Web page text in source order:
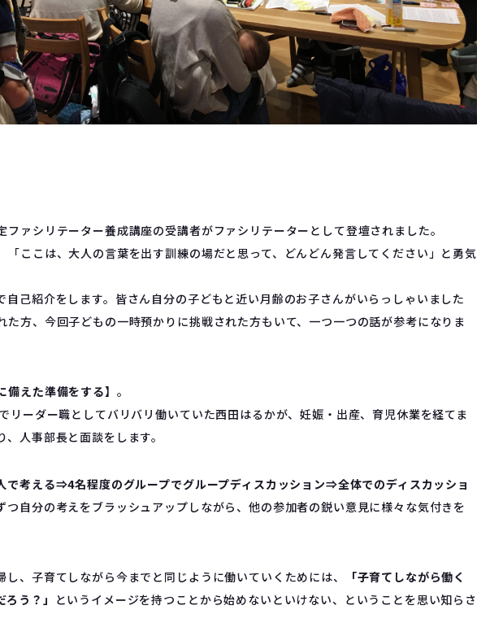
ファシリテーター養成講座の受講者がファシリテーターとして登壇されました。
「ここは、大人の言葉を出す訓練の場だと思って、どんどん発言してください」と勇気
自己紹介をします。皆さん自分の子どもと近い月齢のお子さんがいらっしゃいました
た方、今回子どもの一時預かりに挑戦された方もいて、一つ一つの話が参考になりま
備えた準備をする】 。
リーダー職としてバリバリ働いていた西田はるかが、妊娠・出産、育児休業を経てま
人事部長と面談をします。
で考える⇒4名程度のグループでグループディスカッション⇒全体でのディスカッショ
つ自分の考えをブラッシュアップしながら、他の参加者の鋭い意見に様々な気付きを
し、子育てしながら今までと同じように働いていくためには、
「子育てしながら働く
う？」 というイメージを持つことから始めないといけない、ということを思い知らさ